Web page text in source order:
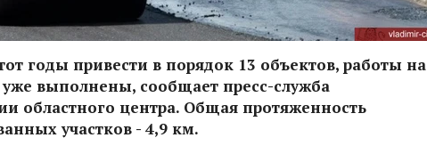
годы привести в порядок 13 объектов, работы на
выполнены, сообщает пресс-служба
областного центра. Общая протяженность
участков - 4,9 км.